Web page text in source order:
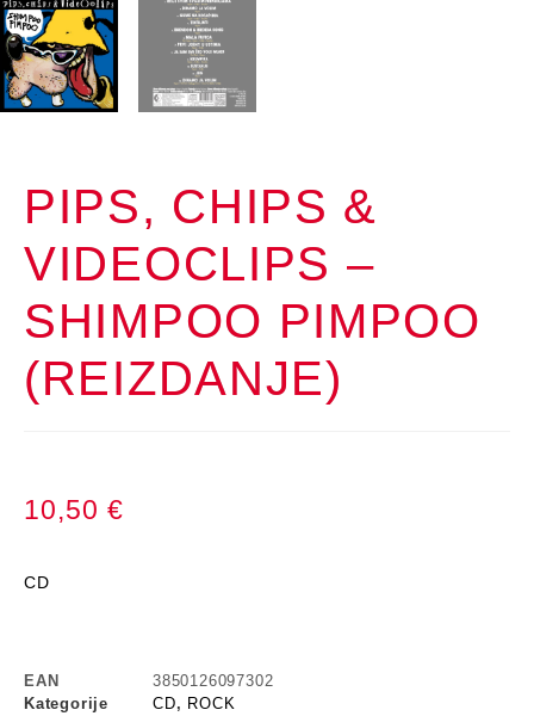
PIPS, CHIPS &
VIDEOCLIPS –
SHIMPOO PIMPOO
(REIZDANJE)
10,50 €
CD
EAN
3850126097302
Kategorije
CD, ROCK